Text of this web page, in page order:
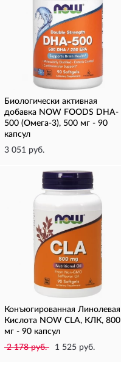
Биологически активная
добавка NOW FOODS DHA-
500 (Омега-3), 500 мг - 90
капсул
3 051 руб.
Конъюгированная Линолевая
Кислота NOW CLA, КЛК, 800
мг - 90 капсул
2 178 руб.
1 525 руб.